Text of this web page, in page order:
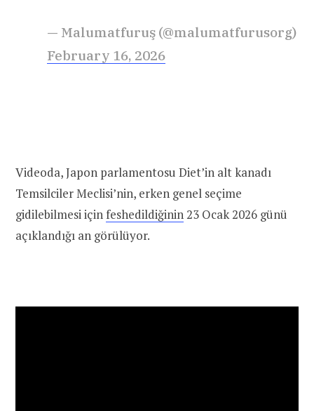
— Malumatfuruş (@malumatfurusorg)
February 16, 2026
Videoda, Japon parlamentosu Diet’in alt kanadı
Temsilciler Meclisi’nin, erken genel seçime
gidilebilmesi içinfeshedildiğinin 23 Ocak 2026 günü
açıklandığı an görülüyor.